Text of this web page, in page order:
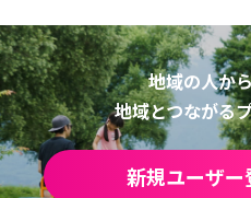
地域の人か
地域とつながる
新規ユーザー